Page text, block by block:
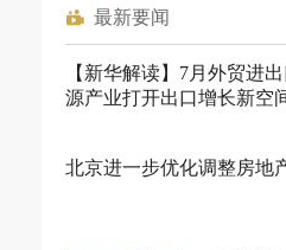
最新要闻
【新华解读】7月外贸进
源产业打开出口增长新空
北京进一步优化调整房地